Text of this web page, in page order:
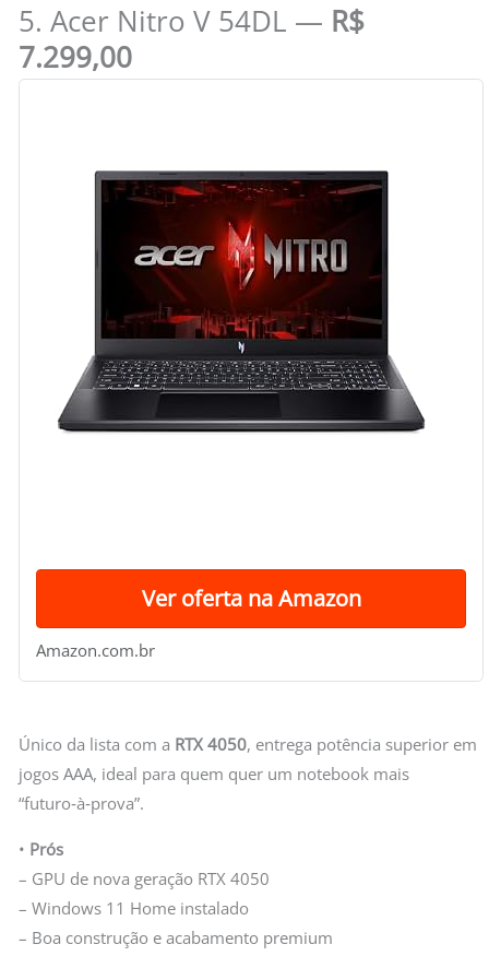
5. Acer Nitro V 54DL — R$
7.299,00
Ver oferta na Amazon
Amazon.com.br
Único da lista com a RTX 4050, entrega potência superior em
jogos AAA, ideal para quem quer um notebook mais
“futuro‑à‑prova”.
• Prós
– GPU de nova geração RTX 4050
– Windows 11 Home instalado
– Boa construção e acabamento premium